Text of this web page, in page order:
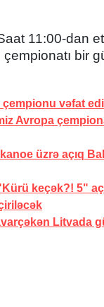
11:00-dan
çempionatı bir
çempionu vəfat
Avropa
üzrə açıq
keçək?! 5"
Litvada